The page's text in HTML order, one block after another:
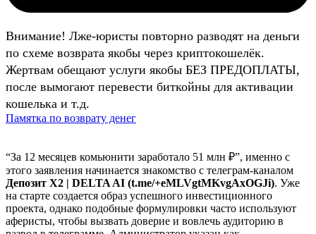
Внимание! Лже-юристы повторно разводят на деньги
по схеме возврата якобы через криптокошелёк.
Жертвам обещают услуги якобы БЕЗ ПРЕДОПЛАТЫ,
после вымогают перевести биткойны для активации
кошелька и т.д.
Памятка по возврату денег
“За 12 месяцев комьюнити заработало 51 млн ₽”, именно с
этого заявления начинается знакомство с телеграм-каналом
Депозит Х2 | DELTA AI (t.me/+eMLVgtMKvgAxOGJi). Уже
на старте создается образ успешного инвестиционного
проекта, однако подобные формулировки часто используют
аферисты, чтобы вызвать доверие и вовлечь аудиторию в